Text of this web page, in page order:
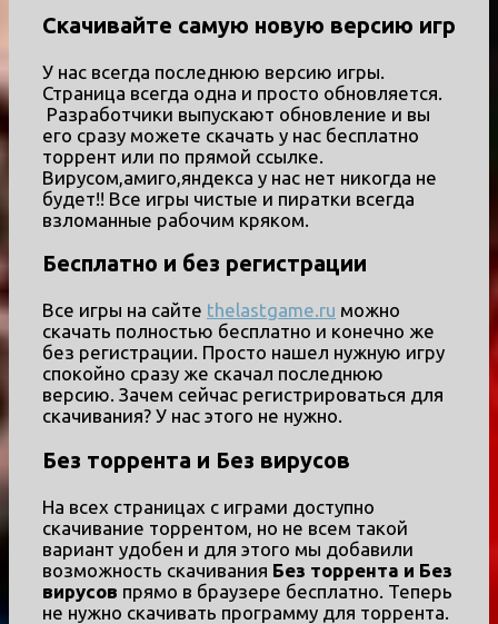
Скачивайте самую новую версию игр
У нас всегда последнюю версию игры.
Страница всегда одна и просто обновляется.
Разработчики выпускают обновление и вы
его сразу можете скачать у нас бесплатно
торрент или по прямой ссылке.
Вирусом,амиго,яндекса у нас нет никогда не
будет!! Все игры чистые и пиратки всегда
взломанные рабочим кряком.
Бесплатно и без регистрации
Все игры на сайте thelastgame.ru можно
скачать полностью бесплатно и конечно же
без регистрации. Просто нашел нужную игру
спокойно сразу же скачал последнюю
версию. Зачем сейчас регистрироваться для
скачивания? У нас этого не нужно.
Без торрента и Без вирусов
На всех страницах с играми доступно
скачивание торрентом, но не всем такой
вариант удобен и для этого мы добавили
возможность скачивания Без торрента и Без
вирусов прямо в браузере бесплатно. Теперь
не нужно скачивать программу для торрента.